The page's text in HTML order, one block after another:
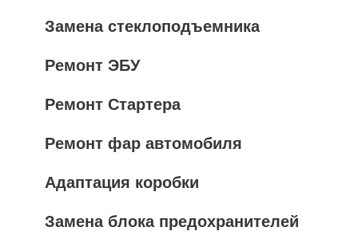
Замена стеклоподъемника
Ремонт ЭБУ
Ремонт Стартера
Ремонт фар автомобиля
Адаптация коробки
Замена блока предохранителей